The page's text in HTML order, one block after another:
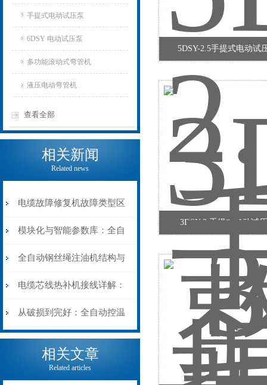
手提式电动试压泵
6DSY 电动试压泵
多功能滚动式弯管机
液压电动弯管机
查看全部
相关新闻
Related news
电缆故障修复机故障类型区
分指南：从“绝缘电
阻”到“波形特征”的精准诊
断逻辑
模块化与智能参数库：全自
动电缆修复机的快速换型逻
辑
全自动钢丝绳注油机结构与
工作原理：揭秘高效润滑的
机械密码
电缆芯线热补机接线详解：
从入门到精通
从破损到完好：全自动控温
电缆热补机的核心价值
相关文章
Related articles
5DSY-2.5手提式电动试
3DSY-3 手提式电动试